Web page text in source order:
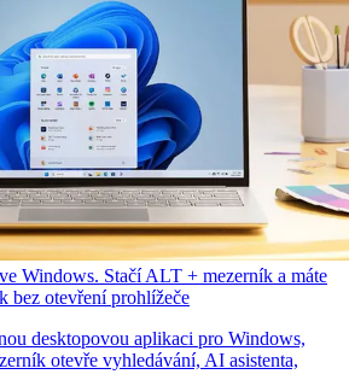
Windows. Stačí ALT + mezerník a máte
bez otevření prohlížeče
desktopovou aplikaci pro Windows,
otevře vyhledávání, AI asistenta,